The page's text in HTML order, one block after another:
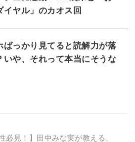
イヤル」のカオス回
ばっかり見てると読解力が落
いや、それって本当にそうな
必見！】田中みな実が教える、